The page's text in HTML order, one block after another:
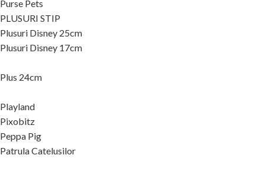
Purse Pets
PLUSURI STIP
Plusuri Disney 25cm
Plusuri Disney 17cm
Plus 24cm
Playland
Pixobitz
Peppa Pig
Patrula Catelusilor